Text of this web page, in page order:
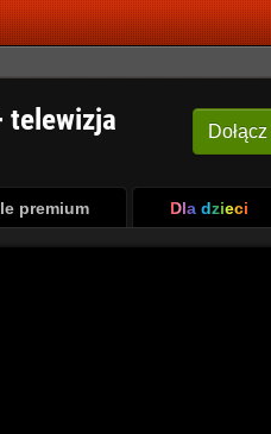
Dołącz
telewizja
premium Dla dzieci